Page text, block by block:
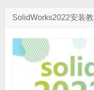
SolidWorks2022安装